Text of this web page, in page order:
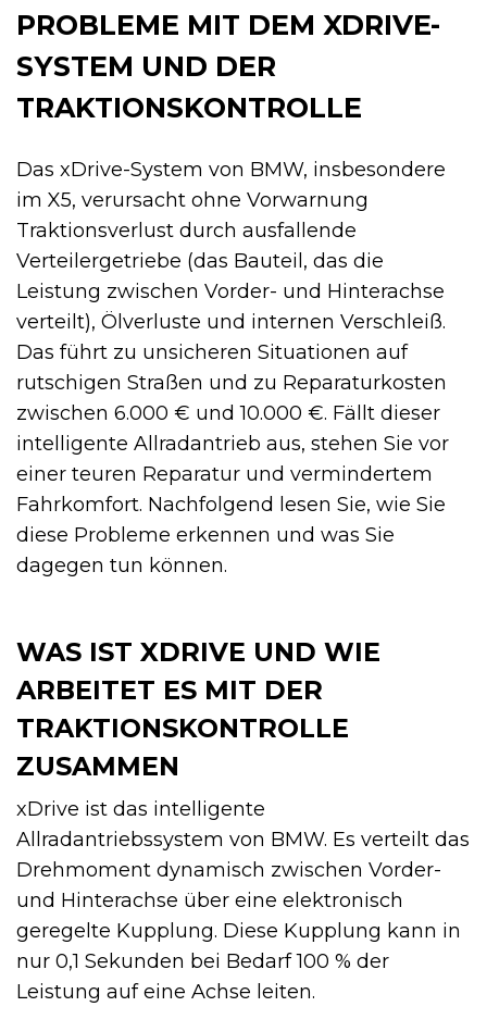
PROBLEME MIT DEM XDRIVE-
SYSTEM UND DER
TRAKTIONSKONTROLLE
Das xDrive-System von BMW, insbesondere
im X5, verursacht ohne Vorwarnung
Traktionsverlust durch ausfallende
Verteilergetriebe (das Bauteil, das die
Leistung zwischen Vorder- und Hinterachse
verteilt), Ölverluste und internen Verschleiß.
Das führt zu unsicheren Situationen auf
rutschigen Straßen und zu Reparaturkosten
zwischen 6.000 € und 10.000 €. Fällt dieser
intelligente Allradantrieb aus, stehen Sie vor
einer teuren Reparatur und vermindertem
Fahrkomfort. Nachfolgend lesen Sie, wie Sie
diese Probleme erkennen und was Sie
dagegen tun können.
WAS IST XDRIVE UND WIE
ARBEITET ES MIT DER
TRAKTIONSKONTROLLE
ZUSAMMEN
xDrive ist das intelligente
Allradantriebssystem von BMW. Es verteilt das
Drehmoment dynamisch zwischen Vorder-
und Hinterachse über eine elektronisch
geregelte Kupplung. Diese Kupplung kann in
nur 0,1 Sekunden bei Bedarf 100 % der
Leistung auf eine Achse leiten.